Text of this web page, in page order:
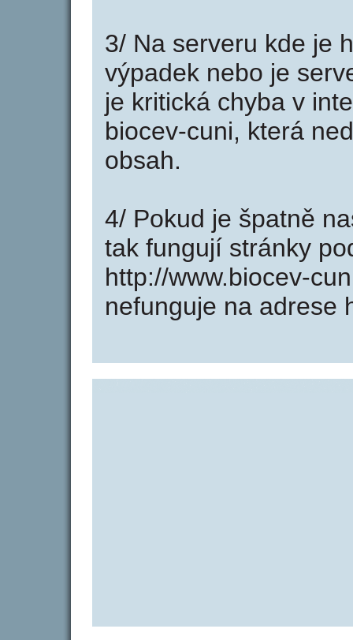
3/ Na serveru kde je
výpadek nebo je
je kritická chyba v
biocev-cuni, která
obsah.
4/ Pokud je špatně
tak fungují stránky
http://www.biocev-
nefunguje na adrese